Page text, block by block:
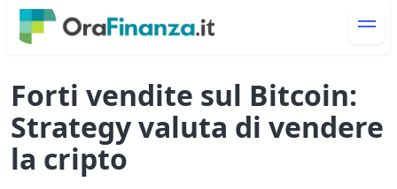
Forti vendite sul Bitcoin:
Strategy valuta di vendere
la cripto